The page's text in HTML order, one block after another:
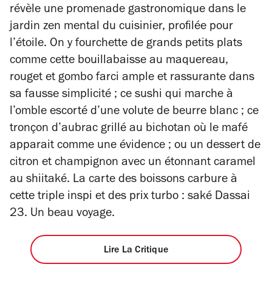
révèle une promenade gastronomique dans le
jardin zen mental du cuisinier, profilée pour
l’étoile. On y fourchette de grands petits plats
comme cette bouillabaisse au maquereau,
rouget et gombo farci ample et rassurante dans
sa fausse simplicité ; ce sushi qui marche à
l’omble escorté d’une volute de beurre blanc ; ce
tronçon d’aubrac grillé au bichotan où le mafé
apparait comme une évidence ; ou un dessert de
citron et champignon avec un étonnant caramel
au shiitaké. La carte des boissons carbure à
cette triple inspi et des prix turbo : saké Dassai
23. Un beau voyage.
Lire La Critique